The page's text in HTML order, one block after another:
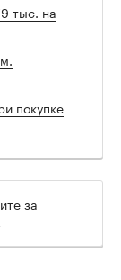
тыс. на
покупке
за